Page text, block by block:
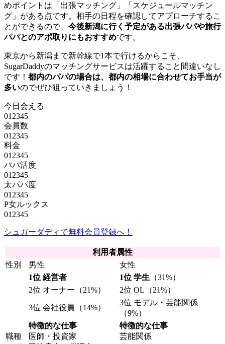
めポイントは「出張マッチング」「スケジュールマッチン
グ」がある点です。相手の日程を確認してアプローチするこ
とができるので、 今後新潟に行く予定がある出張パパや旅行
パパとのアポ取りにもおすすめです。
東京から新潟まで新幹線で1本で行けるからこそ、
SugarDaddyのマッチングサービスは活躍すること間違いなし
です！ 都内のパパの場合は、都内の相場に合わせてお手当が
多いのでぜひ狙っていきましょう！
今日会える
01 2345
会員数
01 2345
料金
01 2345
パパ活度
01 2345
太パパ度
01 2345
P女ルックス
01 2345
シュガーダディで無料会員登録へ！
利用者属性
性別
男性 女性
職種
1位 経営者 1位 学生 （31%）
2位 オーナー（21%）
2位 OL（21%）
3位 会社役員（14%）
3位 モデル・芸能関係
（9%）
特徴的な仕事
医師・投資家
特徴的な仕事
芸能関係